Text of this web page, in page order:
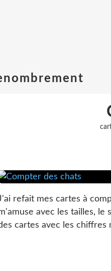
refait mes cartes à
avec les tailles, le
cartes avec les chiffres